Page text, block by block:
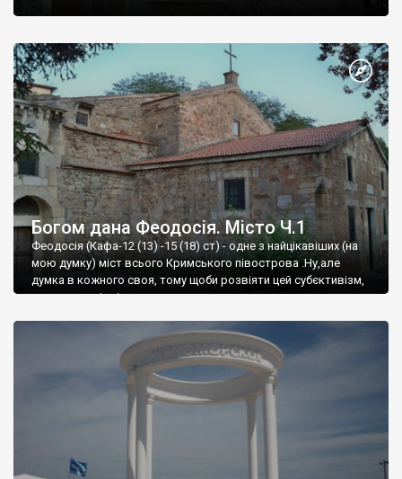
Богом дана Феодосія. Місто Ч.1
Феодосія (Кафа-12 (13) -15 (18) ст) - одне з найцікавіших (на
мою думку) міст всього Кримського півострова .Ну,але
думка в кожного своя, тому щоби розвіяти цей субєктивізм,
запрошую відвідати це